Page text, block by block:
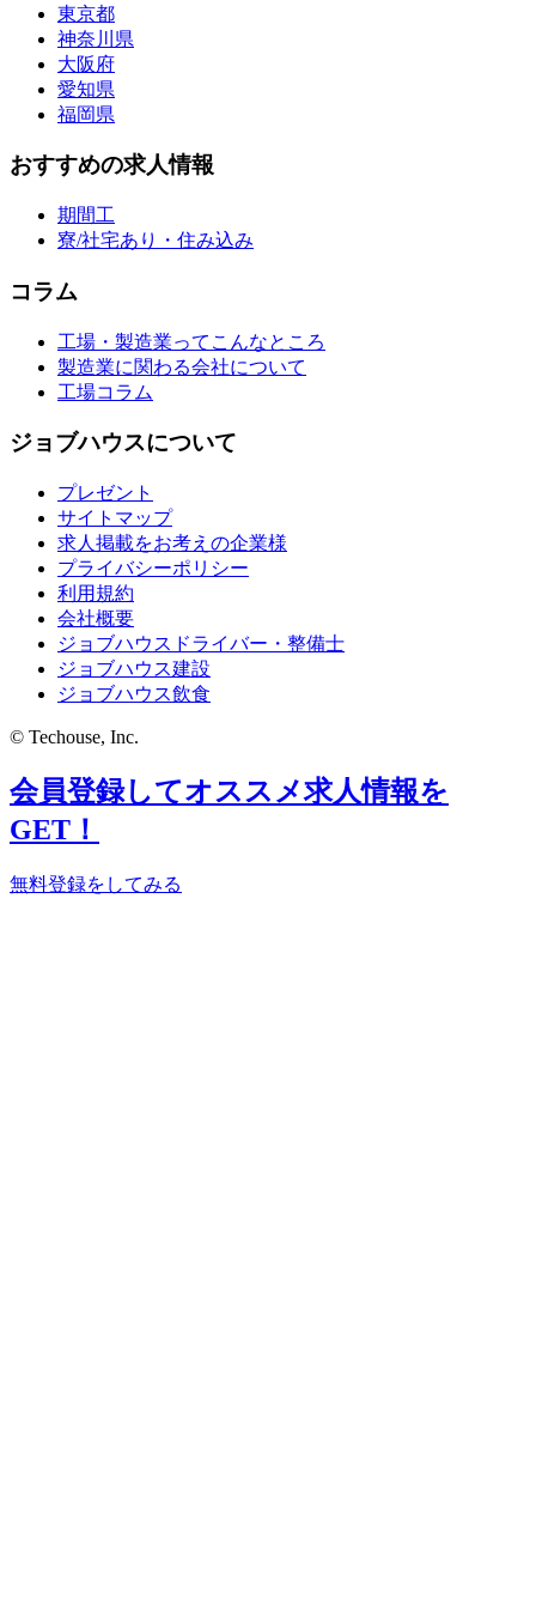
東京都
神奈川県
大阪府
愛知県
福岡県
おすすめの求人情報
期間工
寮/社宅あり・住み込み
コラム
工場・製造業ってこんなところ
製造業に関わる会社について
工場コラム
ジョブハウスについて
プレゼント
サイトマップ
求人掲載をお考えの企業様
プライバシーポリシー
利用規約
会社概要
ジョブハウスドライバー・整備士
ジョブハウス建設
ジョブハウス飲食
© Techouse, Inc.
会員登録してオススメ求人情報を
GET！
無料登録をしてみる